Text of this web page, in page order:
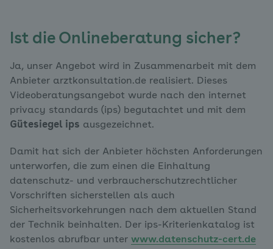
Ist die Onlineberatung sicher?
Ja, unser Angebot wird in Zusammenarbeit mit dem
Anbieter arztkonsultation.de realisiert. Dieses
Videoberatungsangebot wurde nach den internet
privacy standards (ips) begutachtet und mit dem
Gütesiegel ips ausgezeichnet.
Damit hat sich der Anbieter höchsten Anforderungen
unterworfen, die zum einen die Einhaltung
datenschutz- und verbraucherschutzrechtlicher
Vorschriften sicherstellen als auch
Sicherheitsvorkehrungen nach dem aktuellen Stand
der Technik beinhalten. Der ips-Kriterienkatalog ist
kostenlos abrufbar unter www.datenschutz-cert.de